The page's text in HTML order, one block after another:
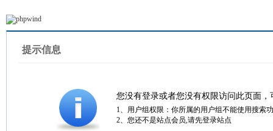
提示信息
您没有登录或者您没有权限访问此页面
1、用户组权限：你所属的用户组不能使用搜索
2、您还不是站点会员,请先登录站点